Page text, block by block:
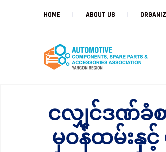
HOME ABOUT US
ငလျှင်ဒဏ်ခံစ
မှဝန်ထမ်းနှင့်